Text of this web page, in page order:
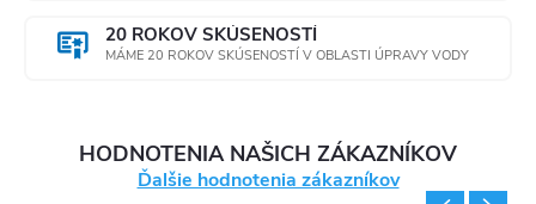
20 ROKOV SKÚSENOSTÍ
MÁME 20 ROKOV SKÚSENOSTÍ V OBLASTI ÚPRAVY VODY
HODNOTENIA NAŠICH ZÁKAZNÍKOV
Ďalšie hodnotenia zákazníkov